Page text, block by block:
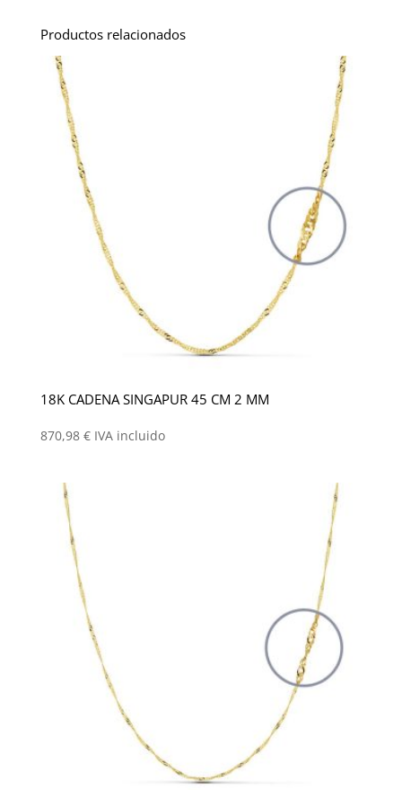
Productos relacionados
18K CADENA SINGAPUR 45 CM 2 MM
870,98 € IVA incluido